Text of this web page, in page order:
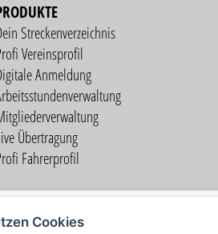
Streckenverzeichnis
Vereinsprofil
Anmeldung
Übertragung
Fahrerprofil
Cookies